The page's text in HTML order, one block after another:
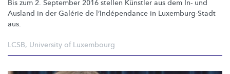
Bis zum 2. September 2016 stellen Künstler aus dem In- und
Ausland in der Galérie de l’Indépendance in Luxemburg-Stadt
aus.
LCSB, University of Luxembourg